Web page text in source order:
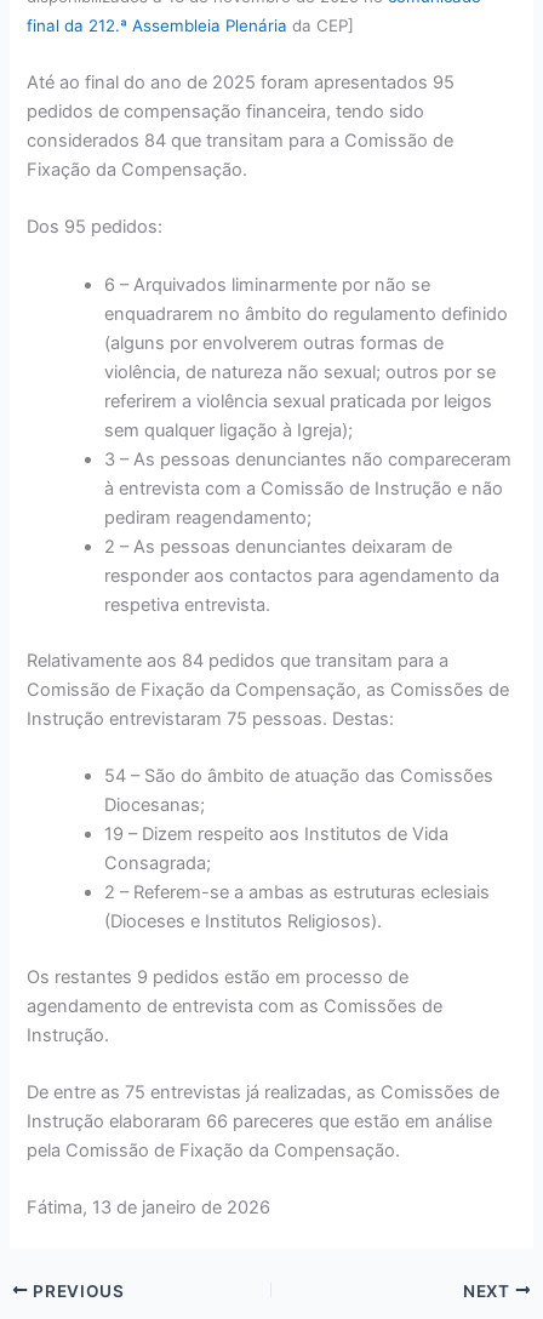
final da 212.ª Assembleia Plenária da CEP]
Até ao final do ano de 2025 foram apresentados 95
pedidos de compensação financeira, tendo sido
considerados 84 que transitam para a Comissão de
Fixação da Compensação.
Dos 95 pedidos:
6 – Arquivados liminarmente por não se
enquadrarem no âmbito do regulamento definido
(alguns por envolverem outras formas de
violência, de natureza não sexual; outros por se
referirem a violência sexual praticada por leigos
sem qualquer ligação à Igreja);
3 – As pessoas denunciantes não compareceram
à entrevista com a Comissão de Instrução e não
pediram reagendamento;
2 – As pessoas denunciantes deixaram de
responder aos contactos para agendamento da
respetiva entrevista.
Relativamente aos 84 pedidos que transitam para a
Comissão de Fixação da Compensação, as Comissões de
Instrução entrevistaram 75 pessoas. Destas:
54 – São do âmbito de atuação das Comissões
Diocesanas;
19 – Dizem respeito aos Institutos de Vida
Consagrada;
2 – Referem-se a ambas as estruturas eclesiais
(Dioceses e Institutos Religiosos).
Os restantes 9 pedidos estão em processo de
agendamento de entrevista com as Comissões de
Instrução.
De entre as 75 entrevistas já realizadas, as Comissões de
Instrução elaboraram 66 pareceres que estão em análise
pela Comissão de Fixação da Compensação.
Fátima, 13 de janeiro de 2026
PREVIOUS NEXT